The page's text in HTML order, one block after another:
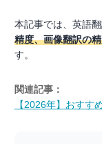
本記事では、英語
精度、画像翻訳の
す。
関連記事：
【2026年】おすす